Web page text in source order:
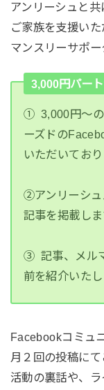
アンリーシュと
ご家族を支援いた
マンスリーサポー
3,000円パー
① 3,000円〜の
ーズドの
いただいており
②アンリーシュ
記事を掲載しま
③ 記事、メル
前を紹介いたし
Facebookコミュ
月２回の投稿に
活動の裏話や、